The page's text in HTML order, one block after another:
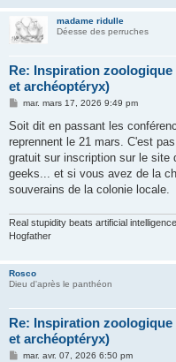
madame ridulle
Déesse des perruches
Re: Inspiration
et archéoptéryx)
M
s
a
g
mar. mars 17, 2026 9:49 pm
Soit dit en passant les
reprennent le 21 mars. C'est
gratuit sur inscription sur le site
geeks... et si vous avez de la
souverains de la colonie locale.
Real stupidity beats artificial
Hogfather
Rosco
Dieu d'après le panthéon
Re: Inspiration
et archéoptéryx)
Mmar. avr. 07, 2026 6:50 pm